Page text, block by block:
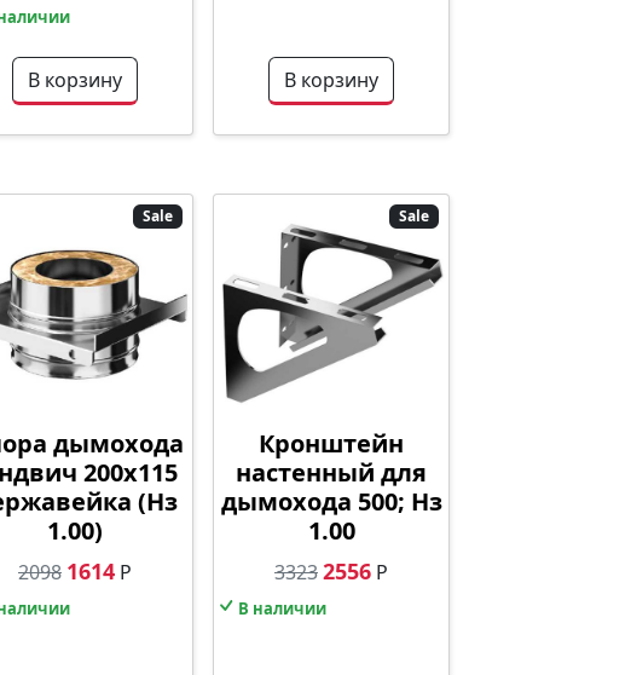
В корзину В корзину
Sale
дымохода
200х115
(Нз
1.00)
2098 1614 Р
Sale
Кронштейн
настенный для
дымохода 500; Нз
1.00
33232556 Р
В наличии